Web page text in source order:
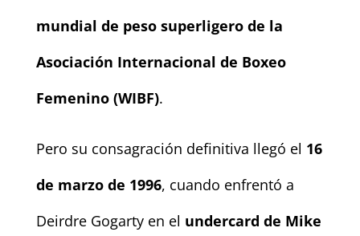
mundial de peso superligero de la
Asociación Internacional de Boxeo
Femenino (WIBF).
Pero su consagración definitiva llegó el 16
de marzo de 1996, cuando enfrentó a
Deirdre Gogarty en el undercard de Mike